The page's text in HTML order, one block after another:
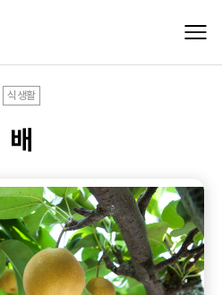
식생활
배